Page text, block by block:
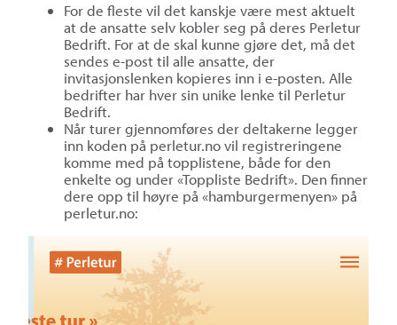
For de fleste vil det kanskje være mest aktuelt
at de ansatte selv kobler seg på deres Perletur
Bedrift. For at de skal kunne gjøre det, må det
sendes e-post til alle ansatte, der
invitasjonslenken kopieres inn i e-posten. Alle
bedrifter har hver sin unike lenke til Perletur
Bedrift.
Når turer gjennomføres der deltakerne legger
inn koden på perletur.no vil registreringene
komme med på topplistene, både for den
enkelte og under «Toppliste Bedrift». Den finner
dere opp til høyre på «hamburgermenyen» på
perletur.no: